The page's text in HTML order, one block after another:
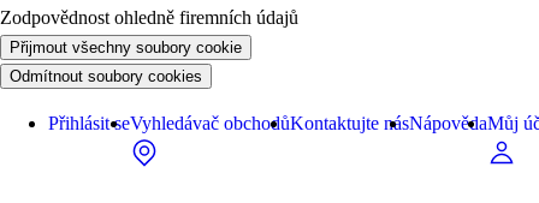
Zodpovědnost ohledně firemních údajů
Přijmout všechny soubory cookie
Odmítnout soubory cookies
Přihlásit seVyhledávač obchodůKontaktujte násNápovědaMůj